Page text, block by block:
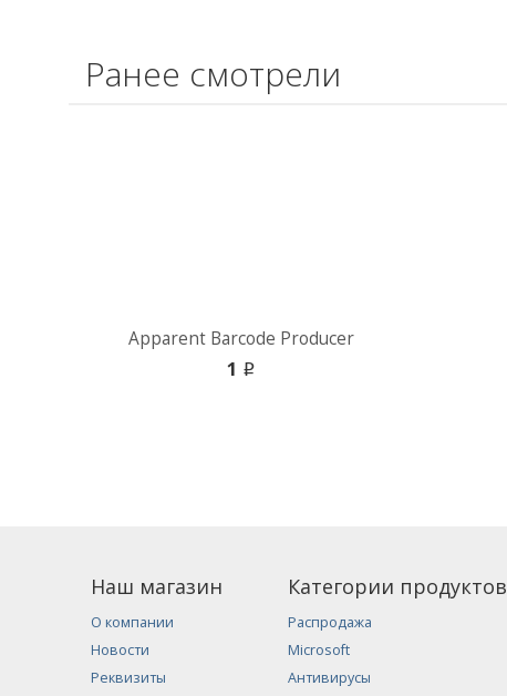
Ранее смотрели
Apparent Barcode Producer
1 i
Наш магазин
О компании
Новости
Реквизиты
Категории продуктов
Распродажа
Microsoft
Антивирусы